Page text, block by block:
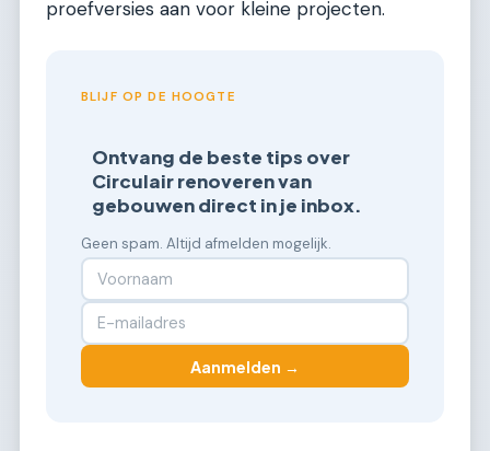
proefversies aan voor kleine projecten.
BLIJF OP DE HOOGTE
Ontvang de beste tips over
Circulair renoveren van
gebouwen direct in je inbox.
Geen spam. Altijd afmelden mogelijk.
Aanmelden →